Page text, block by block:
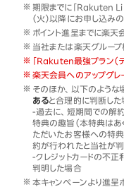
期限までに「Rakuten
（火）以降にお申し込み
ポイント進呈までに楽天
当社または楽天グルー
「Rakuten最強プラン（
楽天会員へのアップグレ
そのほか、以下のような
あると合理的に判断した
-過去に、短期間での解
特典の趣旨（本特典はあ
ただいたお客様への特典
約が行われたと当社が
-クレジットカードの不
判明した場合
本キャンペーンより進